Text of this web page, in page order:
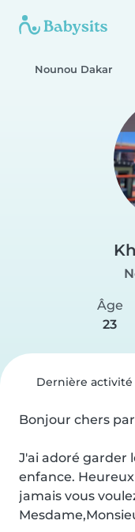
Nounou Dakar
Âge
23
Dernière activité
Bonjour chers
J'ai adoré garder
enfance.
jamais vous